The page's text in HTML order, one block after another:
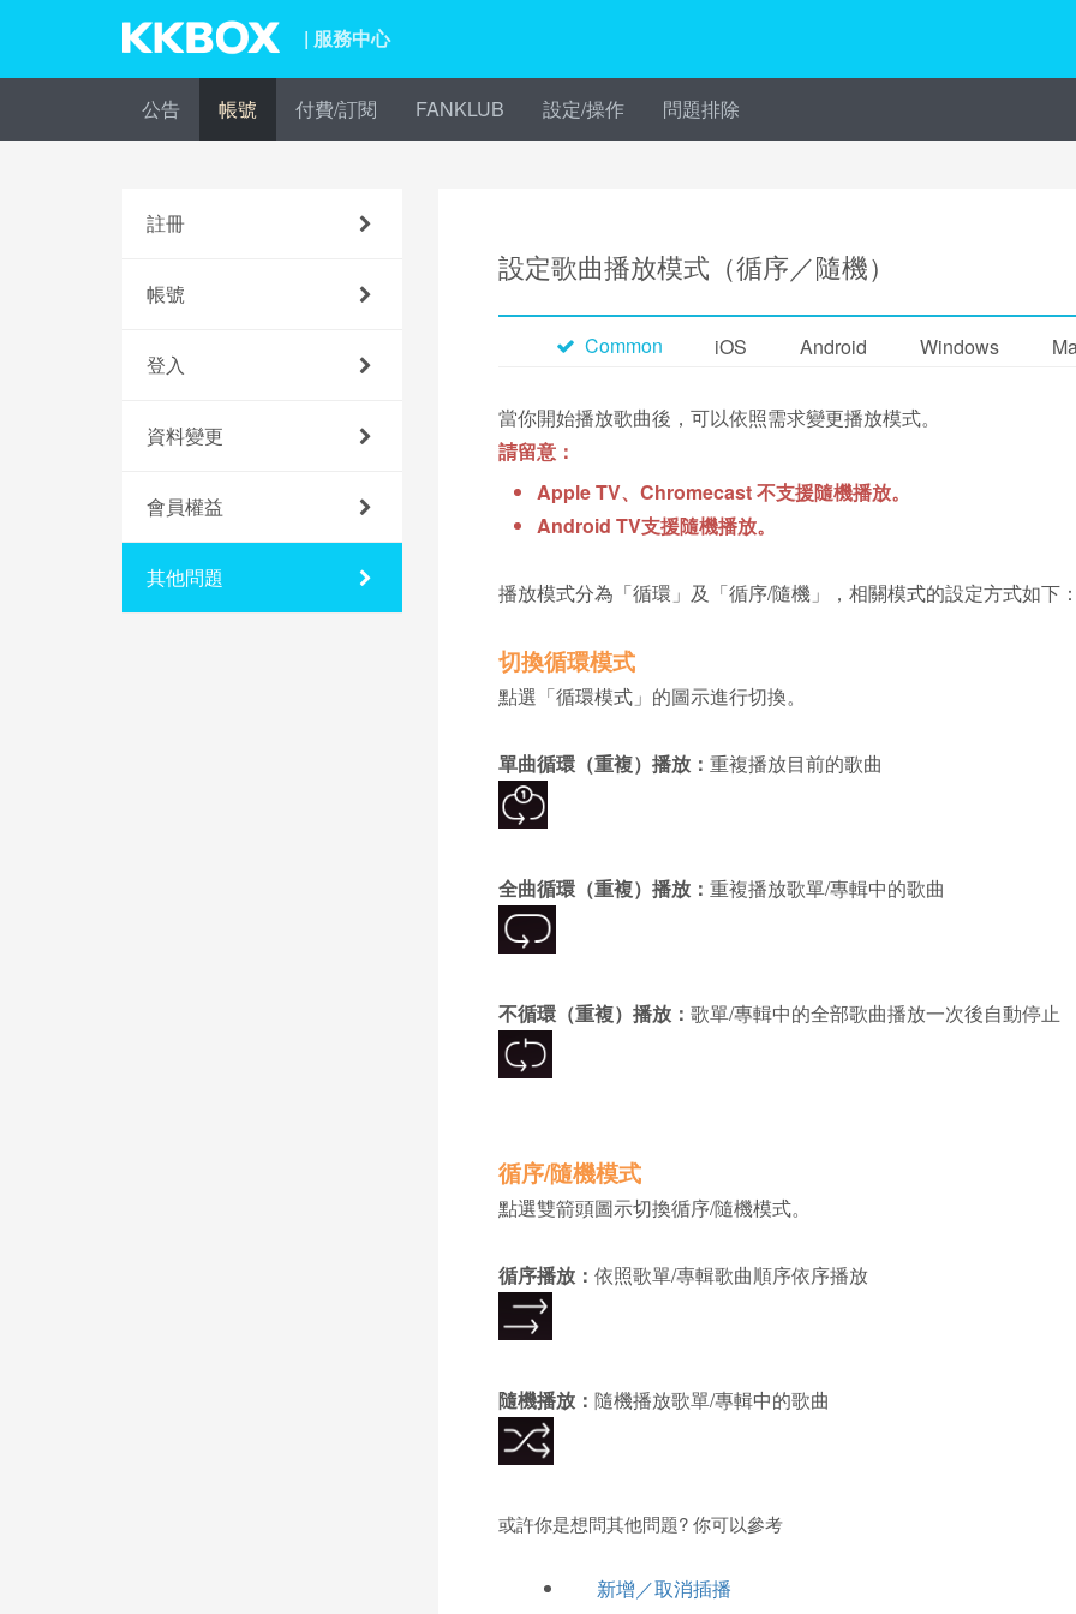
| 服務中心
公告 帳號 付費/訂閱 FANKLUB 設定/操作 問題排除
註冊
帳號
登入
資料變更
會員權益
其他問題
設定歌曲播放模式（循序／隨機）
Common iOS Android Windows
當你開始播放歌曲後，可以依照需求變更播放模式。
請留意：
Apple TV、Chromecast 不支援隨機播放。
Android TV支援隨機播放。
播放模式分為「循環」及「循序/隨機」，相關模式的設定方式如下
切換循環模式
點選「循環模式」的圖示進行切換。
單曲循環（重複）播放： 重複播放目前的歌曲
全曲循環（重複）播放： 重複播放歌單/專輯中的歌曲
不循環（重複）播放： 歌單/專輯中的全部歌曲播放一次後自動停止
循序/隨機模式
點選雙箭頭圖示切換循序/隨機模式。
循序播放： 依照歌單/專輯歌曲順序依序播放
隨機播放： 隨機播放歌單/專輯中的歌曲
或許你是想問其他問題? 你可以參考
新增／取消插播